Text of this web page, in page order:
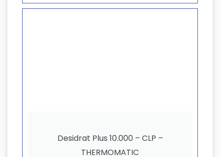
Desidrat Plus 10.000 – CLP –
THERMOMATIC